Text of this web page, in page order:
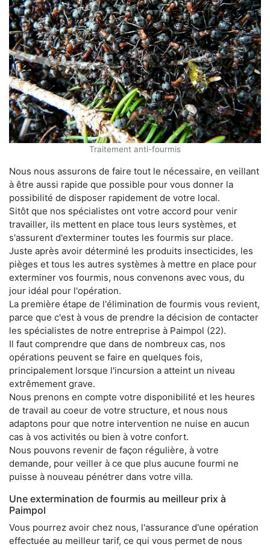
Traitement anti-fourmis
Nous nous assurons de faire tout le nécessaire, en veillant
à être aussi rapide que possible pour vous donner la
possibilité de disposer rapidement de votre local.
Sitôt que nos spécialistes ont votre accord pour venir
travailler, ils mettent en place tous leurs systèmes, et
s'assurent d'exterminer toutes les fourmis sur place.
Juste après avoir déterminé les produits insecticides, les
pièges et tous les autres systèmes à mettre en place pour
exterminer vos fourmis, nous convenons avec vous, du
jour idéal pour l'opération.
La première étape de l'élimination de fourmis vous revient,
parce que c'est à vous de prendre la décision de contacter
les spécialistes de notre entreprise à Paimpol (22).
Il faut comprendre que dans de nombreux cas, nos
opérations peuvent se faire en quelques fois,
principalement lorsque l'incursion a atteint un niveau
extrêmement grave.
Nous prenons en compte votre disponibilité et les heures
de travail au coeur de votre structure, et nous nous
adaptons pour que notre intervention ne nuise en aucun
cas à vos activités ou bien à votre confort.
Nous pouvons revenir de façon régulière, à votre
demande, pour veiller à ce que plus aucune fourmi ne
puisse à nouveau pénétrer dans votre villa.
Une extermination de fourmis au meilleur prix à
Paimpol
Vous pourrez avoir chez nous, l'assurance d'une opération
effectuée au meilleur tarif, ce qui vous permet de nous